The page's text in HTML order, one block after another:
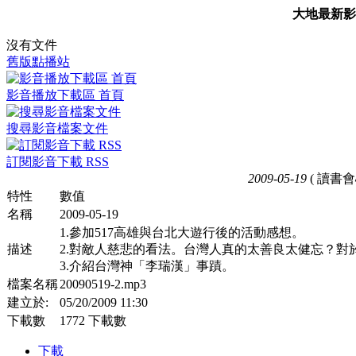
大地最新
沒有文件
舊版點播站
影音播放下載區 首頁
搜尋影音檔案文件
訂閱影音下載 RSS
2009-05-19 ( 讀書
特性
數值
名稱
2009-05-19
描述
1.參加517高雄與台北大遊行後的活動感想。
2.對敵人慈悲的看法。台灣人真的太善良太健忘？
3.介紹台灣神「李瑞漢」事蹟。
檔案名稱20090519-2.mp3
建立於:
05/20/2009 11:30
下載數
1772 下載數
下載